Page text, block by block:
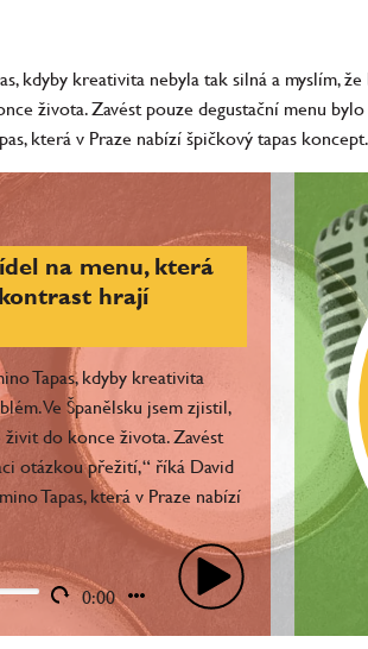
kdyby kreativita nebyla tak silná a myslím,
života. Zavést pouze degustační menu
která v Praze nabízí špičkový tapas koncept.
na menu, která
hrají
Tapas, kdyby kreativita
Ve Španělsku jsem zjistil,
do konce života. Zavést
otázkou přežití,“ říká David
Tapas, která v Praze nabízí
0:00